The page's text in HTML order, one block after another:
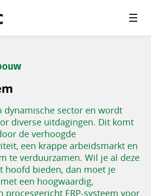
dynamische sector en wordt
diverse uitdagingen. Dit komt
de verhoogde
een krappe arbeidsmarkt en
te verduurzamen. Wil je al deze
hoofd bieden, dan moet je
een hoogwaardig,
procesgericht ERP-systeem voor